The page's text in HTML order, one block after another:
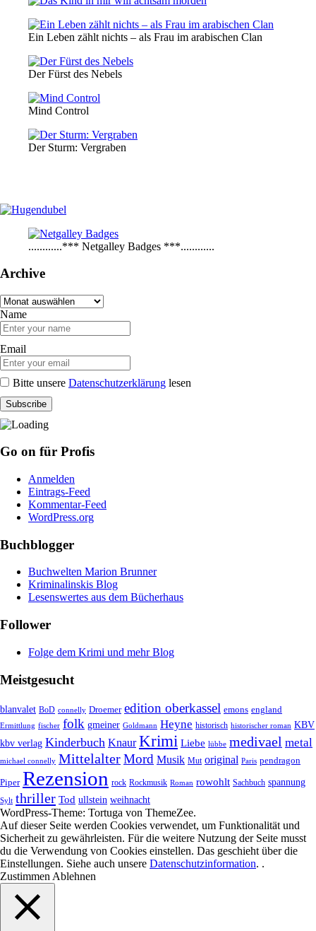
Ein Leben zählt nichts – als Frau im arabischen Clan
Der Fürst des Nebels
Mind Control
Der Sturm: Vergraben
............*** Netgalley Badges ***............
Archive
Archive
Name
Email
Bitte unsere Datenschutzerklärung lesen
Go on für Profis
Anmelden
Eintrags-Feed
Kommentar-Feed
WordPress.org
Buchblogger
Buchwelten Marion Brunner
Kriminalinskis Blog
Lesenswertes aus dem Bücherhaus
Follower
Folge dem Krimi und mehr Blog
Meistgesucht
blanvalet BoD connelly Droemer edition oberkassel emons england
Ermittlung fischer folk gmeiner Goldmann Heyne historisch historischer roman KBV
kbv verlag Kinderbuch Knaur Krimi Liebe lübbe medivael metal
michael connelly MittelalterMord Musik Mut original Paris pendragon
Piper Rezension rock Rockmusik Roman rowohlt Sachbuch spannung
Sylt thriller Tod ullstein weihnacht
WordPress-Theme: Tortuga von ThemeZee.
Auf dieser Seite werden Cookies verwendet, um Funktionalität und
Sicherheit zu gewährleisten. Für die weitere Nutzung der Seite musst
du die Verwendung von Cookies einstellen. Das geschieht über die
Einstellungen. Siehe auch unsere Datenschutzinformation. .
Zustimmen Ablehnen